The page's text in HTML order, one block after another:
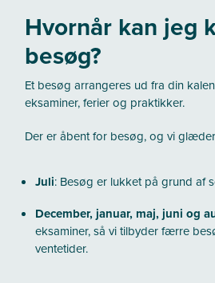
Hvornår kan jeg
besøg?
Et besøg arrangeres ud fra din
eksaminer, ferier og praktikker.
Der er åbent for besøg, og vi
Juli: Besøg er lukket på grund af
December, januar, maj, juni og
eksaminer, så vi tilbyder færre
ventetider.